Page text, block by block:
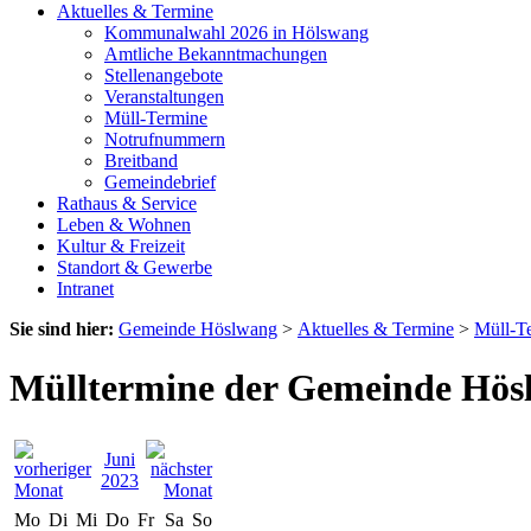
Aktuelles & Termine
Kommunalwahl 2026 in Hölswang
Amtliche Bekanntmachungen
Stellenangebote
Veranstaltungen
Müll-Termine
Notrufnummern
Breitband
Gemeindebrief
Rathaus & Service
Leben & Wohnen
Kultur & Freizeit
Standort & Gewerbe
Intranet
Sie sind hier: Gemeinde Höslwang > Aktuelles & Termine > Müll-
Mülltermine der Gemeinde
Juni
2023
Mo Di Mi Do Fr Sa So